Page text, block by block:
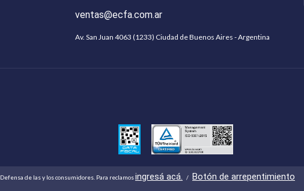
ventas@ecfa.com.ar
Av. San Juan 4063 (1233) Ciudad de Buenos Aires - Argentina
Defensa de las y los consumidores. Para reclamosingresá acá. / Botón de arrepentimiento